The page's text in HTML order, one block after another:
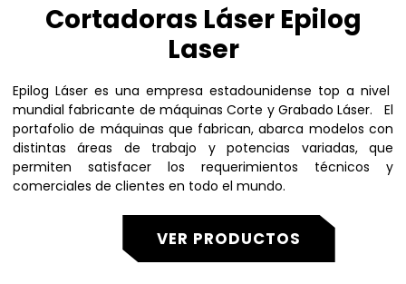
Cortadoras Láser Epilog
Laser
Epilog Láser es una empresa estadounidense top a nivel
mundial fabricante de máquinas Corte y Grabado Láser. El
portafolio de máquinas que fabrican, abarca modelos con
distintas áreas de trabajo y potencias variadas, que
permiten satisfacer los requerimientos técnicos y
comerciales de clientes en todo el mundo.
VER PRODUCTOS